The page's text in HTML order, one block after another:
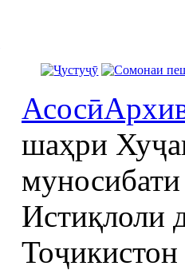
Асосӣ
шаҳри
Истиқлоли
Тоҷикистон